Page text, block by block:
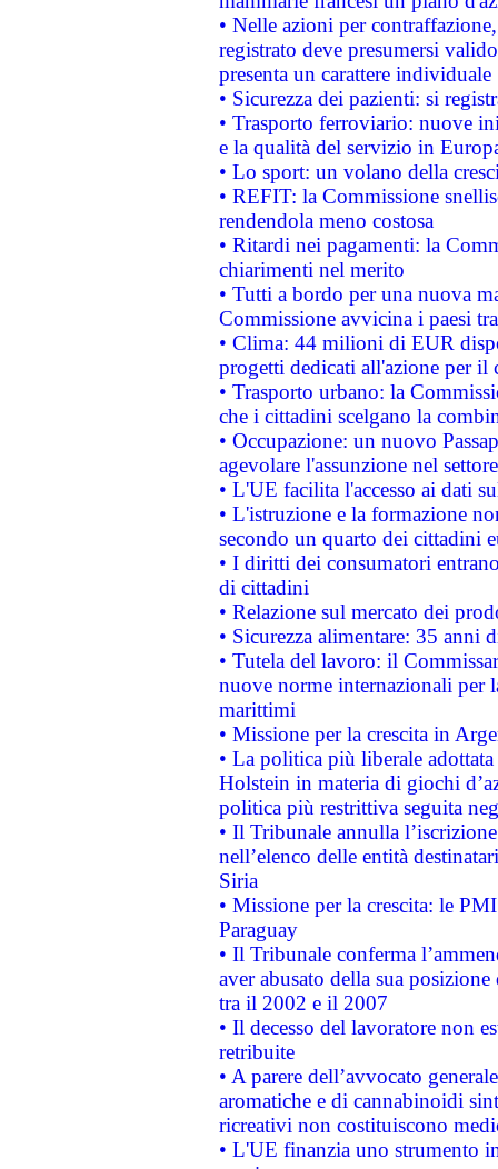
• Nelle azioni per
registrato deve presumersi
presenta un carattere individuale
• Sicurezza dei pazienti: si
• Trasporto ferroviario: nuove
e la qualità del servizio in
• Lo sport: un volano della
• REFIT: la Commissione
rendendola meno costosa
• Ritardi nei pagamenti: la
chiarimenti nel merito
• Tutti a bordo per una nuova
Commissione avvicina i paesi
• Clima: 44 milioni di EUR
progetti dedicati all'azione per il
• Trasporto urbano: la
che i cittadini scelgano la
• Occupazione: un nuovo
agevolare l'assunzione nel
• L'UE facilita l'accesso ai dati
• L'istruzione e la formazione
secondo un quarto dei cittadini
• I diritti dei consumatori
di cittadini
• Relazione sul mercato dei
• Sicurezza alimentare: 35 anni
• Tutela del lavoro: il
nuove norme internazionali per
marittimi
• Missione per la crescita in
• La politica più liberale
Holstein in materia di giochi
politica più restrittiva seguita
• Il Tribunale annulla
nell’elenco delle entità
Siria
• Missione per la crescita: le
Paraguay
• Il Tribunale conferma
aver abusato della sua
tra il 2002 e il 2007
• Il decesso del lavoratore non
retribuite
• A parere dell’avvocato
aromatiche e di cannabinoidi
ricreativi non costituiscono
• L'UE finanzia uno strumento